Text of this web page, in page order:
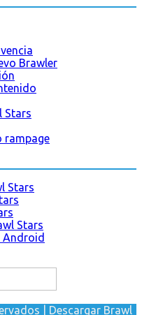
Brawler
Stars
rampage
Stars
Stars
Android
| Descargar Brawl